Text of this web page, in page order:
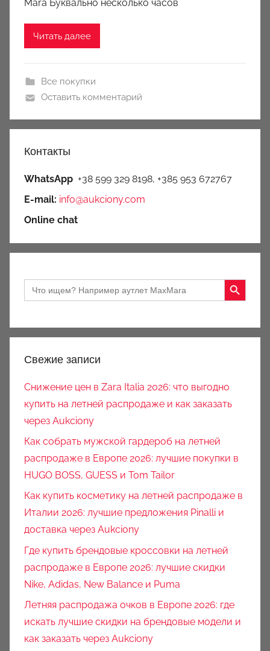
Mara Буквально несколько часов
Читать далее
Все покупки
Оставить комментарий
Контакты
WhatsApp +38 599 329 8198, +385 953 672767
E-mail: info@aukciony.com
Online chat
Search
for:
Search Button
Свежие записи
Снижение цен в Zara Italia 2026: что выгодно
купить на летней распродаже и как заказать
через Aukciony
Как собрать мужской гардероб на летней
распродаже в Европе 2026: лучшие покупки в
HUGO BOSS, GUESS и Tom Tailor
Как купить косметику на летней распродаже в
Италии 2026: лучшие предложения Pinalli и
доставка через Aukciony
Где купить брендовые кроссовки на летней
распродаже в Европе 2026: лучшие скидки
Nike, Adidas, New Balance и Puma
Летняя распродажа очков в Европе 2026: где
искать лучшие скидки на брендовые модели и
как заказать через Aukciony